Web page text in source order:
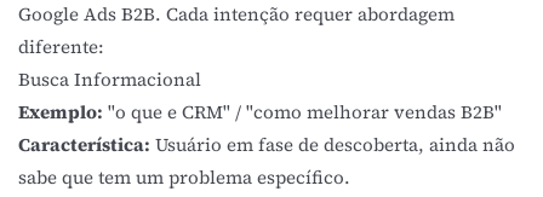
Google Ads B2B. Cada intenção requer abordagem
diferente:
Busca Informacional
Exemplo: "o que e CRM" / "como melhorar vendas B2B"
Característica: Usuário em fase de descoberta, ainda não
sabe que tem um problema específico.